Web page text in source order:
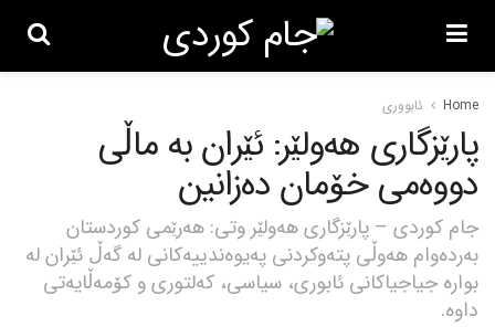
Home ئابووری
پارێزگاری هەولێر: ئێران بە ماڵی
دووەمی خۆمان دەزانین
جام کوردی – پارێزگاری هەولێر وتی: هەرێمی کوردستان
بەردەوام هەوڵی پتەوکردنی پەیوەندییەکانی لە گەڵ ئێران لە
بوارە جیاجیاکانی ئابوری، سیاسی، کەلتوری و کۆمەڵایەتی
داوە.